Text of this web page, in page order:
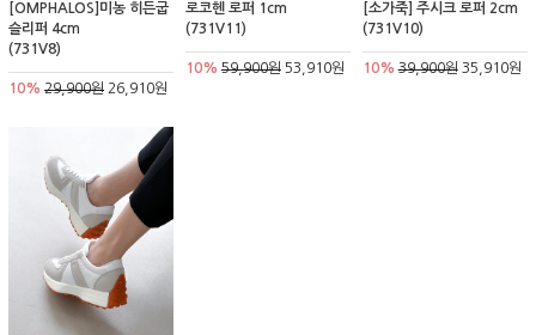
[OMPHALOS]미농 히든굽
슬리퍼 4cm
(731V8)
10% 29,900원 26,910원
로코헨 로퍼 1cm
(731V11)
10% 59,900원53,910원
[소가죽] 주시크 로퍼 2cm
(731V10)
10% 39,900원35,910원